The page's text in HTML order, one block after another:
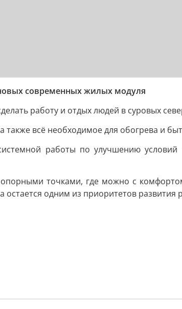
современных жилых модуля
работу и отдых людей в суровых
также всё необходимое для обогрева и
работы по улучшению
точками, где можно с
одним из приоритетов развития